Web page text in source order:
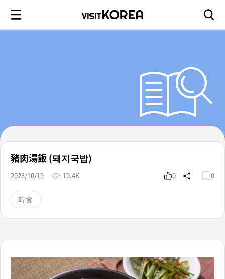
豬肉湯飯 (돼지국밥)
2023/10/19 19.4K 0 0
韓食